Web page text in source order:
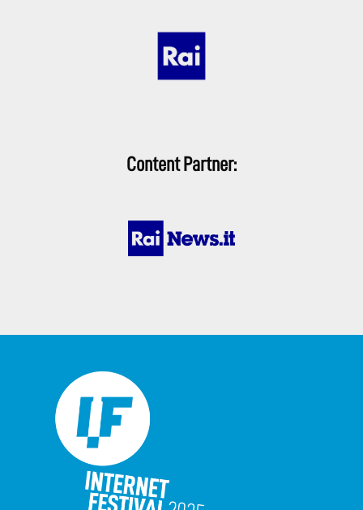
Content Partner: